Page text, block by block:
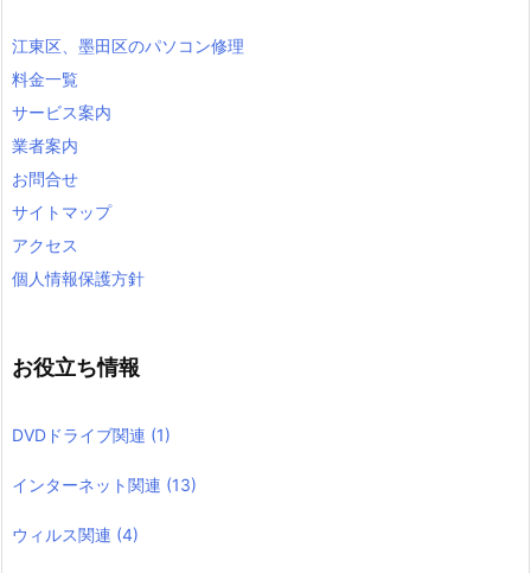
江東区、墨田区のパソコン修理
料金一覧
サービス案内
業者案内
お問合せ
サイトマップ
アクセス
個人情報保護方針
お役立ち情報
DVDドライブ関連 (1)
インターネット関連 (13)
ウィルス関連 (4)